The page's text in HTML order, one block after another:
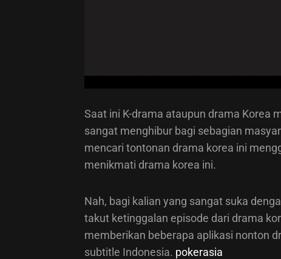
Saat ini K-drama ataupun drama Korea
sangat menghibur bagi sebagian
mencari tontonan drama korea ini
menikmati drama korea ini.
Nah, bagi kalian yang sangat suka
takut ketinggalan episode dari drama
memberikan beberapa aplikasi nonton
subtitle Indonesia. pokerasia